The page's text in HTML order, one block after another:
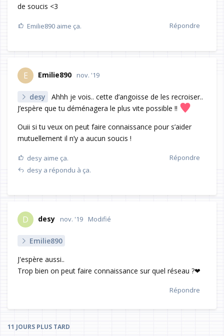
de soucis <3
Répondre
Emilie890 aime ça.
E Emilie890 nov. '19
desy
Ahhh je vois.. cette d’angoisse de les recroiser..
J’espère que tu déménagera le plus vite possible !!
Ouii si tu veux on peut faire connaissance pour s’aider
mutuellement il n’y a aucun soucis !
Répondre
desy aime ça.
desy a répondu à ça.
D desy nov. '19 Modifié
Emilie890
J'espère aussi..
Trop bien on peut faire connaissance sur quel réseau ?❤
Répondre
11 JOURS PLUS TARD